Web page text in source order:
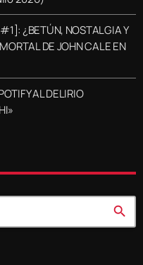
¿BETÚN, NOSTALGIA Y
DE JOHN CALE EN
AL DELIRIO
search